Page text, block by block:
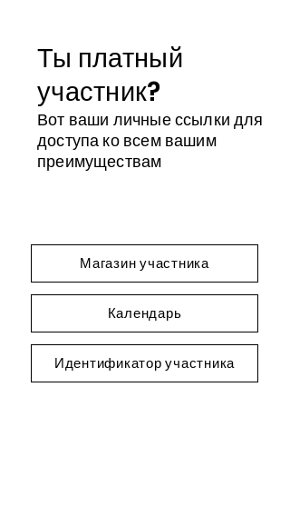
Ты платный
участник?
Вот ваши личные ссылки для
доступа ко всем вашим
преимуществам
Магазин участника
Календарь
Идентификатор участника